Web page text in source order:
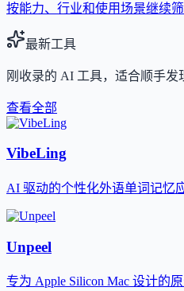
按能力、行业和使用场景继续筛
最新工具
刚收录的 AI 工具，适合顺手发
查看全部
VibeLing
AI 驱动的个性化外语单词记忆
Unpeel
专为 Apple Silicon Mac 设计的